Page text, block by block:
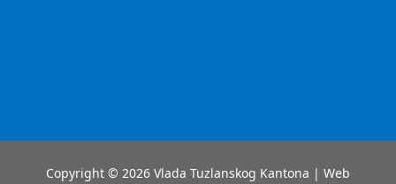
Copyright © 2026 Vlada Tuzlanskog Kantona | Web